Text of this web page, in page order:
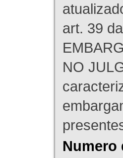
art. 39
NO
Numero